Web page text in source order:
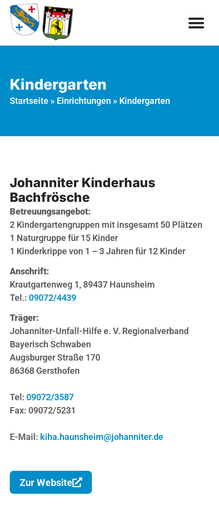
Kindergarten
Startseite » Einrichtungen » Kindergarten
Johanniter Kinderhaus
Bachfrösche
Betreuungsangebot:
2 Kindergartengruppen mit insgesamt 50 Plätzen
1 Naturgruppe für 15 Kinder
1 Kinderkrippe von 1 – 3 Jahren für 12 Kinder
Anschrift:
Krautgartenweg 1, 89437 Haunsheim
Tel.: 09072/4439
Träger:
Johanniter-Unfall-Hilfe e. V. Regionalverband
Bayerisch Schwaben
Augsburger Straße 170
86368 Gersthofen
Tel: 09072/3587
Fax: 09072/5231
E-Mail: kiha.haunsheim@johanniter.de
Zur Website